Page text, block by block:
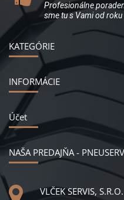
Profesionálne
sme tu s Vami od
KATEGÓRIE
INFORMÁCIE
Účet
NAŠA PREDAJŇA -
VLČEK SERVIS, S.R.O.